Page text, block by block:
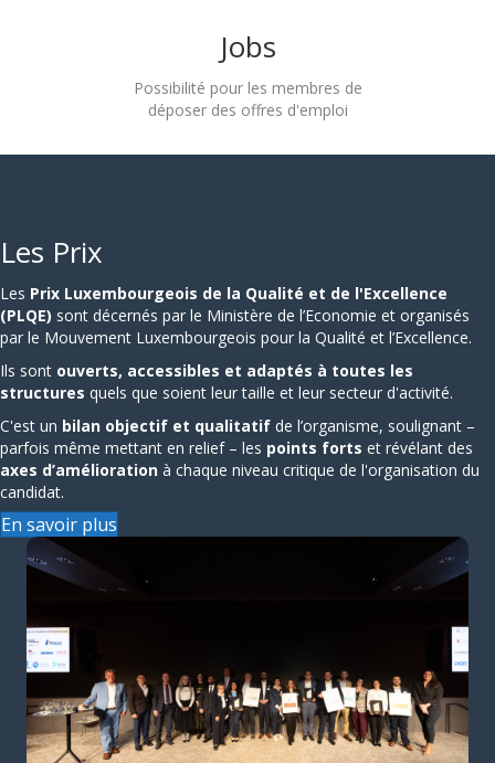
Jobs
Possibilité pour les membres de
déposer des offres d'emploi
Les Prix
Les Prix Luxembourgeois de la Qualité et de l'Excellence
(PLQE) sont décernés par le Ministère de l’Economie et organisés
par le Mouvement Luxembourgeois pour la Qualité et l’Excellence.
Ils sont ouverts, accessibles et adaptés à toutes les
structures quels que soient leur taille et leur secteur d'activité.
C'est un bilan objectif et qualitatif de l’organisme, soulignant –
parfois même mettant en relief – les points forts et révélant des
axes d’amélioration à chaque niveau critique de l'organisation du
candidat.
En savoir plus